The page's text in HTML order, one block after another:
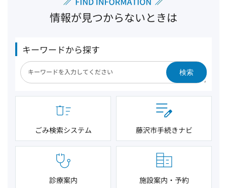
情報が見つからないときは
キーワードから探す
検索
ごみ検索システム 藤沢市手続きナビ
診療案内 施設案内・予約